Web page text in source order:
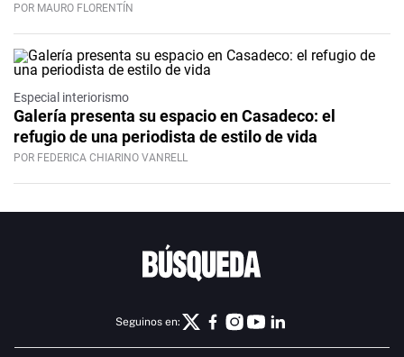
POR MAURO FLORENTÍN
Especial interiorismo
Galería presenta su espacio en Casadeco: el
refugio de una periodista de estilo de vida
POR FEDERICA CHIARINO VANRELL
Seguinos en: